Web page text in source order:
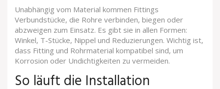
Unabhängig vom Material kommen Fittings
Verbundstücke, die Rohre verbinden, biegen oder
abzweigen zum Einsatz. Es gibt sie in allen Formen:
Winkel, T-Stücke, Nippel und Reduzierungen. Wichtig ist,
dass Fitting und Rohrmaterial kompatibel sind, um
Korrosion oder Undichtigkeiten zu vermeiden.
So läuft die Installation